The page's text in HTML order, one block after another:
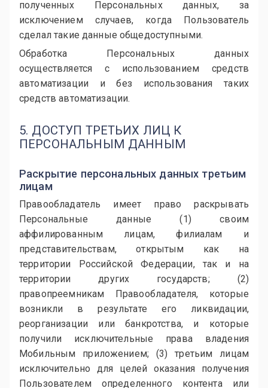
полученных Персональных данных, за
исключением случаев, когда Пользователь
сделал такие данные общедоступными.
Обработка Персональных данных
осуществляется с использованием средств
автоматизации и без использования таких
средств автоматизации.
5. ДОСТУП ТРЕТЬИХ ЛИЦ К
ПЕРСОНАЛЬНЫМ ДАННЫМ
Раскрытие персональных данных третьим
лицам
Правообладатель имеет право раскрывать
Персональные данные (1) своим
аффилированным лицам, филиалам и
представительствам, открытым как на
территории Российской Федерации, так и на
территории других государств; (2)
правопреемникам Правообладателя, которые
возникли в результате его ликвидации,
реорганизации или банкротства, и которые
получили исключительные права владения
Мобильным приложением; (3) третьим лицам
исключительно для целей оказания получения
Пользователем определенного контента или